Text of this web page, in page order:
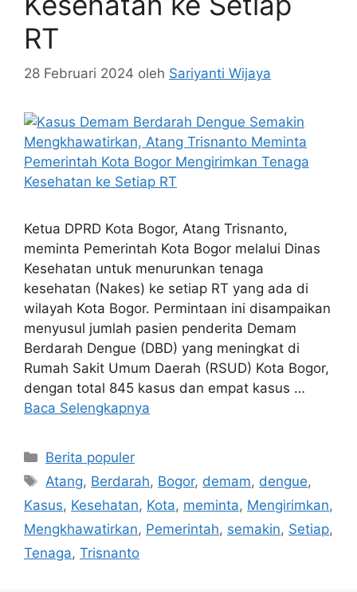
RT
28 Februari 2024 oleh Sariyanti Wijaya
Ketua DPRD Kota Bogor, Atang Trisnanto,
meminta Pemerintah Kota Bogor melalui Dinas
Kesehatan untuk menurunkan tenaga
kesehatan (Nakes) ke setiap RT yang ada di
wilayah Kota Bogor. Permintaan ini disampaikan
menyusul jumlah pasien penderita Demam
Berdarah Dengue (DBD) yang meningkat di
Rumah Sakit Umum Daerah (RSUD) Kota Bogor,
dengan total 845 kasus dan empat kasus …
Baca Selengkapnya
Kategori
Berita populer
Tag
Atang, Berdarah, Bogor, demam, dengue,
Kasus, Kesehatan, Kota, meminta, Mengirimkan,
Mengkhawatirkan, Pemerintah, semakin, Setiap,
Tenaga, Trisnanto